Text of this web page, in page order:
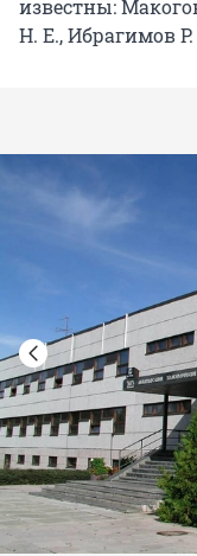
известны:
Н. Е., Ибрагимов